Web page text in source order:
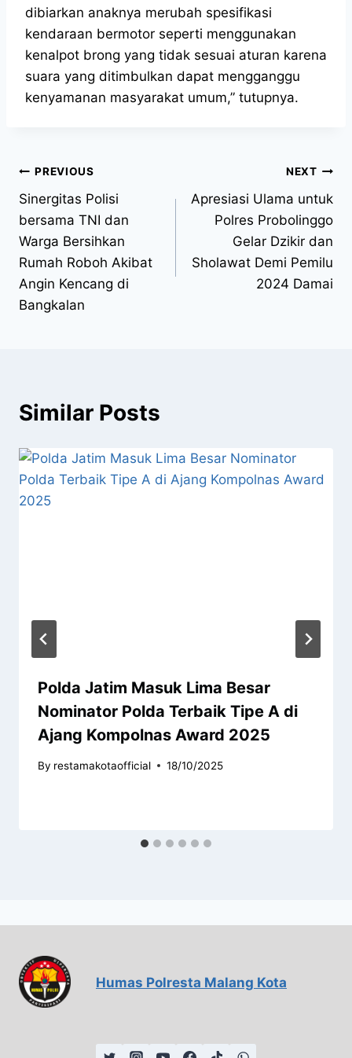
dibiarkan anaknya merubah spesifikasi
kendaraan bermotor seperti menggunakan
kenalpot brong yang tidak sesuai aturan karena
suara yang ditimbulkan dapat mengganggu
kenyamanan masyarakat umum,” tutupnya.
PREVIOUS
Sinergitas Polisi
bersama TNI dan
Warga Bersihkan
Rumah Roboh Akibat
Angin Kencang di
Bangkalan
NEXT
Apresiasi Ulama untuk
Polres Probolinggo
Gelar Dzikir dan
Sholawat Demi Pemilu
2024 Damai
Similar Posts
Polda Jatim Masuk Lima Besar
Nominator Polda Terbaik Tipe A di
Ajang Kompolnas Award 2025
By restamakotaofficial 18/10/2025
Humas Polresta Malang Kota